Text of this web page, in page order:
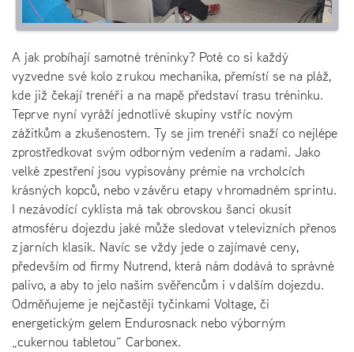
A jak probíhají samotné tréninky? Poté co si každý
vyzvedne své kolo z rukou mechanika, přemístí se na pláž,
kde již čekají trenéři a na mapě představí trasu tréninku.
Teprve nyní vyráží jednotlivé skupiny vstříc novým
zážitkům a zkušenostem. Ty se jim trenéři snaží co nejlépe
zprostředkovat svým odborným vedením a radami. Jako
velké zpestření jsou vypisovány prémie na vrcholcích
krásných kopců, nebo v závěru etapy v hromadném sprintu.
I nezávodící cyklista má tak obrovskou šanci okusit
atmosféru dojezdu jaké může sledovat v televizních přenos
z jarních klasik. Navíc se vždy jede o zajímavé ceny,
především od firmy Nutrend, která nám dodává to správné
palivo, a aby to jelo našim svěřencům i v dalším dojezdu.
Odměňujeme je nejčastěji tyčinkami Voltage, či
energetickým gelem Endurosnack nebo výborným
„cukernou tabletou“ Carbonex.